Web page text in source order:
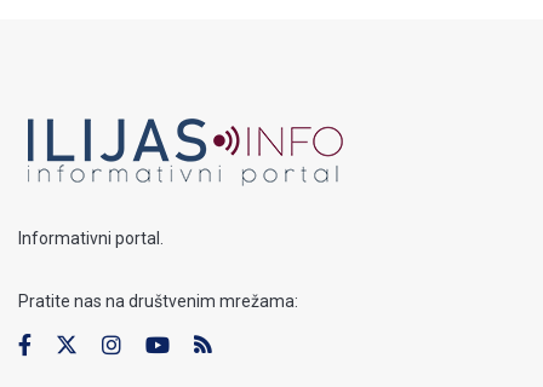
Informativni portal.
Pratite nas na društvenim mrežama: